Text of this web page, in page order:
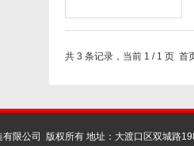
共 3 条记录，当前 1 / 1 页
限公司 版权所有 地址：大渡口区双城路